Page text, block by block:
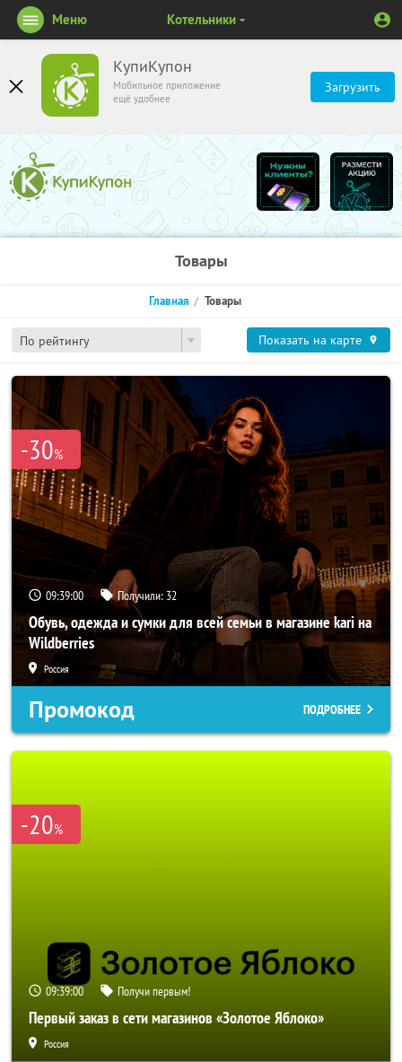
КупиКупон
Мобильное приложение
ещё удобнее
Загрузить
Меню Котельники
Товары
По рейтингу
Главная Товары
Показать на карте
-30%
09:38:58 Получили: 32
Обувь, одежда и сумки для всей семьи в магазине kari на
Wildberries
Россия
Промокод ПОДРОБНЕЕ
-20%
09:38:58 Получи первым!
Первый заказ в сети магазинов «Золотое Яблоко»
Россия